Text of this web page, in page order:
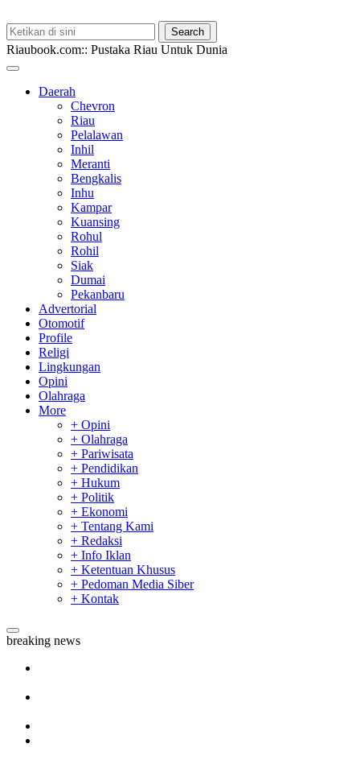
Riaubook.com:: Pustaka Riau Untuk Dunia
Daerah
Chevron
Riau
Pelalawan
Inhil
Meranti
Bengkalis
Inhu
Kampar
Kuansing
Rohul
Rohil
Siak
Dumai
Pekanbaru
Advertorial
Otomotif
Profile
Religi
Lingkungan
Opini
Olahraga
More
+ Opini
+ Olahraga
+ Pariwisata
+ Pendidikan
+ Hukum
+ Politik
+ Ekonomi
+ Tentang Kami
+ Redaksi
+ Info Iklan
+ Ketentuan Khusus
+ Pedoman Media Siber
+ Kontak
breaking news